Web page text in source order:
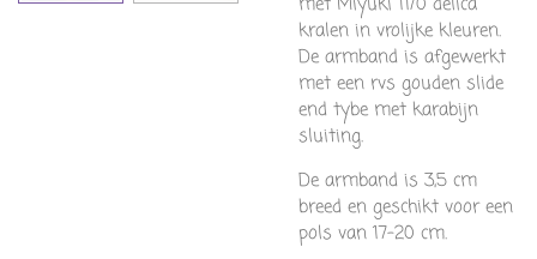
kralen in vrolijke kleuren.
De armband is afgewerkt
met een rvs gouden slide
end tybe met karabijn
sluiting.
De armband is 3,5 cm
breed en geschikt voor een
pols van 17-20 cm.